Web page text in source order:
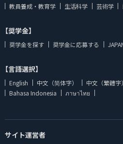
教員養成・教育学
生活科学 芸術学
【奨学金】
奨学金を探す 奨学金に応募する
【言語選択】
English 中文（简体字） 中文（繁體字）
Bahasa Indonesia
ภาษาไทย
サイト運営者